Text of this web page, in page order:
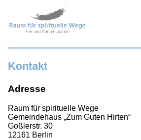
Kontakt
Adresse
Raum für spirituelle Wege
Gemeindehaus „Zum Guten Hirten“
Goßlerstr. 30
12161 Berlin